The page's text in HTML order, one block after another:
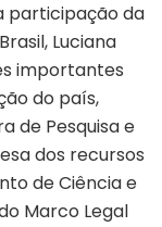
participação da
Luciana
importantes
do país,
de Pesquisa e
dos recursos
de Ciência e
Marco Legal